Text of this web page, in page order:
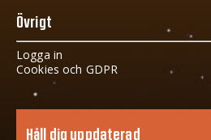
Övrigt
Logga in
Cookies och GDPR
Håll dig uppdaterad